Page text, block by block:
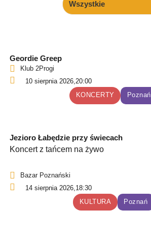
Geordie Greep
Klub 2Progi
10 sierpnia 2026,20:00
KONCERTY
Poznań
Jezioro Łabędzie przy świecach
Koncert z tańcem na żywo
Bazar Poznański
14 sierpnia 2026, 18:30
KULTURA
Poznań